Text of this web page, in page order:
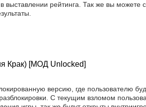
выставлении рейтинга. Так же вы можете
Крак) [МОД Unlocked]
версию, где пользователю
С текущим взломом